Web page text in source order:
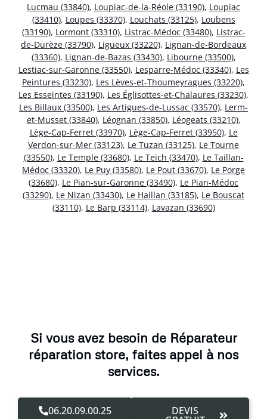
Lucmau (33840), Loupiac-de-la-Réole (33190), Loupiac
(33410), Loupes (33370), Louchats (33125), Loubens
(33190), Lormont (33310), Listrac-Médoc (33480), Listrac-
de-Durèze (33790), Ligueux (33220), Lignan-de-Bordeaux
(33360), Lignan-de-Bazas (33430), Libourne (33500),
Lestiac-sur-Garonne (33550), Lesparre-Médoc (33340), Les
Peintures (33230), Les Lèves-et-Thoumeyragues (33220),
Les Esseintes (33190), Les Églisottes-et-Chalaures (33230),
Les Billaux (33500), Les Artigues-de-Lussac (33570), Lerm-
et-Musset (33840), Léognan (33850), Léogeats (33210),
Lège-Cap-Ferret (33970), Lège-Cap-Ferret (33950), Le
Verdon-sur-Mer (33123), Le Tuzan (33125), Le Tourne
(33550), Le Temple (33680), Le Teich (33470), Le Taillan-
Médoc (33320), Le Puy (33580), Le Pout (33670), Le Porge
(33680), Le Pian-sur-Garonne (33490), Le Pian-Médoc
(33290), Le Nizan (33430), Le Haillan (33185), Le Bouscat
(33110), Le Barp (33114), Lavazan (33690)
Si vous avez besoin de Réparateur
réparation store, faites appel à nos
services.
06.20.09.00.25 DEVIS